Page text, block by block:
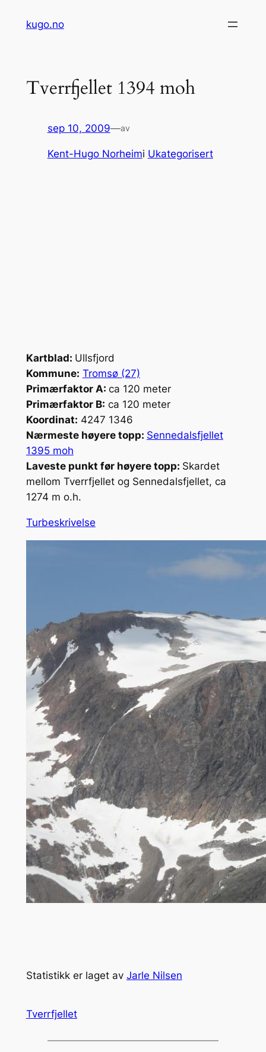
kugo.no
Tverrfjellet 1394 moh
sep 10, 2009—av
Kent-Hugo Norheimi Ukategorisert
Kartblad: Ullsfjord
Kommune: Tromsø (27)
Primærfaktor A: ca 120 meter
Primærfaktor B: ca 120 meter
Koordinat: 4247 1346
Nærmeste høyere topp: Sennedalsfjellet
1395 moh
Laveste punkt før høyere topp: Skardet
mellom Tverrfjellet og Sennedalsfjellet, ca
1274 m o.h.
Turbeskrivelse
Statistikk er laget av Jarle Nilsen
Tverrfjellet